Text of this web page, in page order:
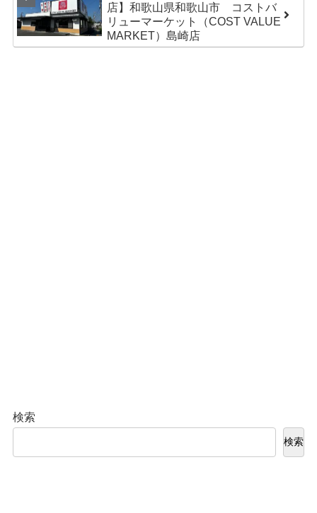
店】和歌山県和歌山市 コストバ
リューマーケット（COST VALUE
MARKET）島崎店
検索
検索